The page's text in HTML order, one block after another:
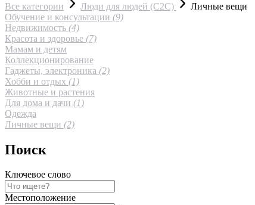
Все категории Люди для людей (С2С)
Личные вещи
Обучение и консультации (9)
Недвижимость (4)
Красота и здоровье (7)
Мамам и детям
Коллекционирование
Гаджеты, электроника (2)
Хобби и отдых (1)
Животные и растения
Для дома и дачи (1)
Одежда
Личные вещи (2)
Поиск
Ключевое слово
Местоположение